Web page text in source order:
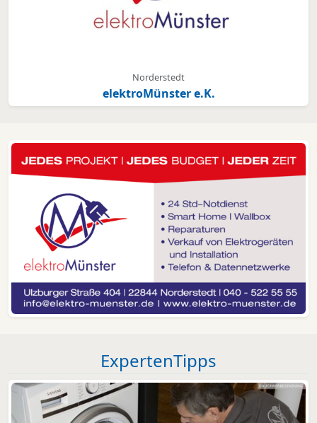
Norderstedt
elektroMünster e.K.
ExpertenTipps